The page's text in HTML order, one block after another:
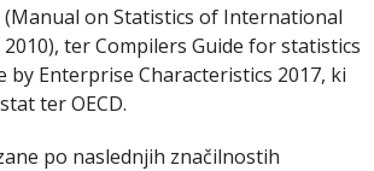
on Statistics of International
ter Compilers Guide for statistics
by Enterprise Characteristics 2017, ki
ter OECD.
po naslednjih značilnostih